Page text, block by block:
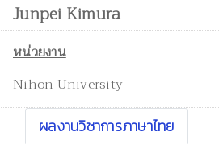
Junpei Kimura
หน่วยงาน
Nihon University
ผลงานวิชาการภาษาไทย